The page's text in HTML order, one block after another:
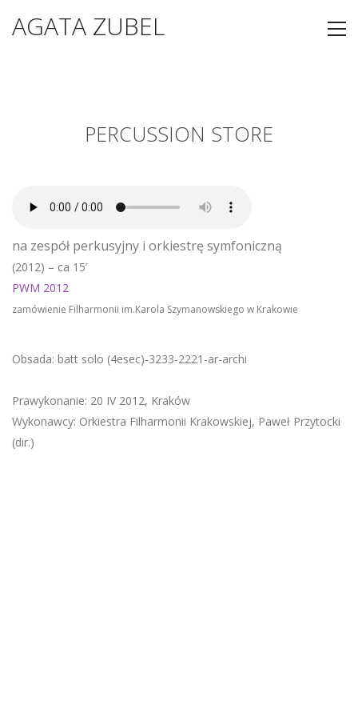
AGATA ZUBEL
PERCUSSION STORE
na zespół perkusyjny i orkiestrę symfoniczną
(2012) – ca 15’
PWM 2012
zamówienie Filharmonii im.Karola Szymanowskiego w Krakowie
Obsada: batt solo (4esec)-3233-2221-ar-archi
Prawykonanie: 20 IV 2012, Kraków
Wykonawcy: Orkiestra Filharmonii Krakowskiej, Paweł Przytocki
(dir.)